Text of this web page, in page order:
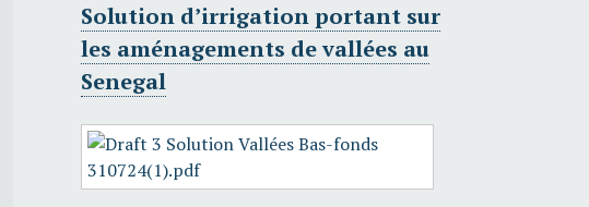
Solution d’irrigation portant sur
les aménagements de vallées au
Senegal